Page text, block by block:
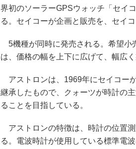
界初のソーラーGPSウォッチ「セイ
る。セイコーが企画と販売を、セイ
5機種が同時に発売される。希望小
は、価格の幅を上下に広げて、幅広
アストロンは、1969年にセイコー
継承したもので、クォーツが時計の
ることを目指している。
アストロンの特徴は、時計の位置
る。電波時計が使用している標準電